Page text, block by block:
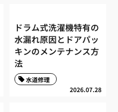
ドラム式洗濯機特有の
水漏れ原因とドアパッ
キンのメンテナンス方
法
2026.07.28
水道修理